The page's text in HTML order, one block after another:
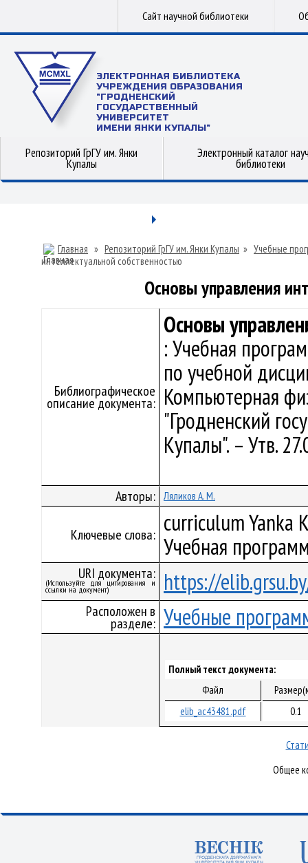
Сайт научной библиотеки
ЭЛЕКТРОННАЯ БИБЛИОТЕКА
УЧРЕЖДЕНИЯ ОБРАЗОВАНИЯ
"ГРОДНЕНСКИЙ
ГОСУДАРСТВЕННЫЙ
УНИВЕРСИТЕТ
ИМЕНИ ЯНКИ КУПАЛЫ"
Репозиторий ГрГУ им. Янки
Купалы
Электронный каталог
библиотеки
Главная » Репозиторий ГрГУ им. Янки Купалы » Учебные
интеллектуальной собственностью
Основы управления
Библиографическое
описание документа:
Основы
: Учебная
по учебной
Компьютерная
"Гродненский
Купалы". – Утв.
Авторы: Ляликов А. М.
Ключевые слова: curriculum Yanka
Учебная
URI документа:
(Используйте для цитирования и
ссылки на документ) https://
Расположен в
разделе: Учебные
Полный текст документа:
Файл
elib_ac43481.pdf
0.1
Общее